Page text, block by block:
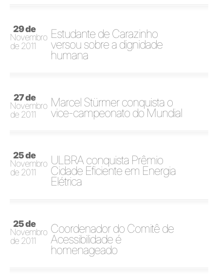
29 de
Novembro
de 2011
Estudante de Carazinho
versou sobre a dignidade
humana
27 de
Novembro
de 2011
Marcel Stürmer conquista o
vice-campeonato do Mundial
25 de
Novembro
de 2011
ULBRA conquista Prêmio
Cidade Eficiente em Energia
Elétrica
25 de
Novembro
de 2011
Coordenador do Comitê de
Acessibilidade é
homenageado